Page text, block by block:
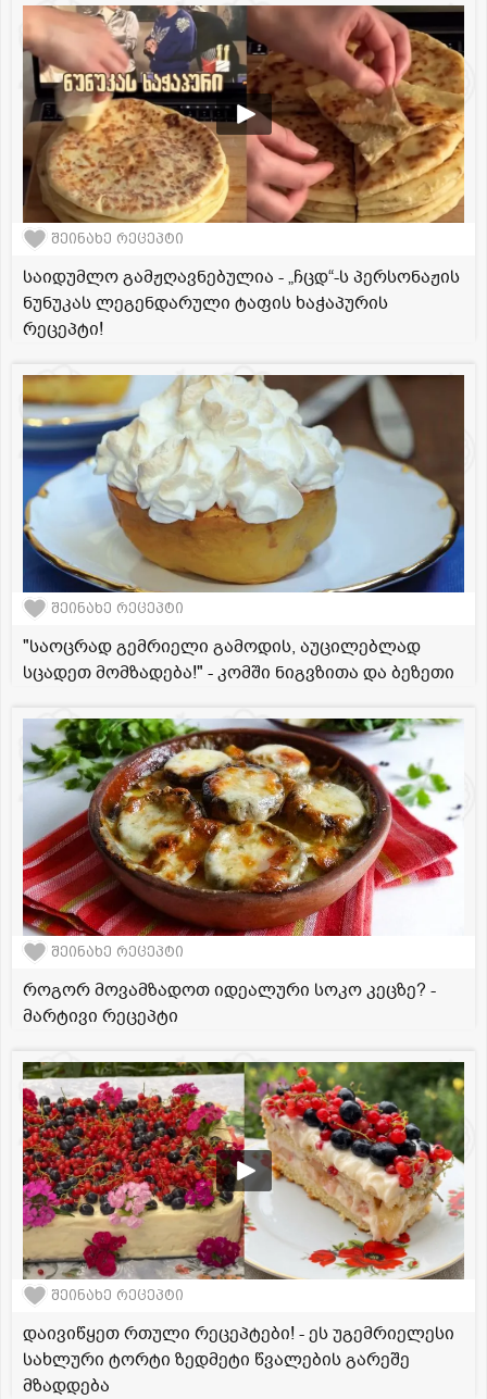
შეინახე რეცეპტი
საიდუმლო გამჟღავნებულია - „ჩცდ“-ს პერსონაჟის
ნუნუკას ლეგენდარული ტაფის ხაჭაპურის
რეცეპტი!
შეინახე რეცეპტი
"საოცრად გემრიელი გამოდის, აუცილებლად
სცადეთ მომზადება!" - კომში ნიგვზითა და ბეზეთი
შეინახე რეცეპტი
როგორ მოვამზადოთ იდეალური სოკო კეცზე? -
მარტივი რეცეპტი
შეინახე რეცეპტი
დაივიწყეთ რთული რეცეპტები! - ეს უგემრიელესი
სახლური ტორტი ზედმეტი წვალების გარეშე
მზადდება